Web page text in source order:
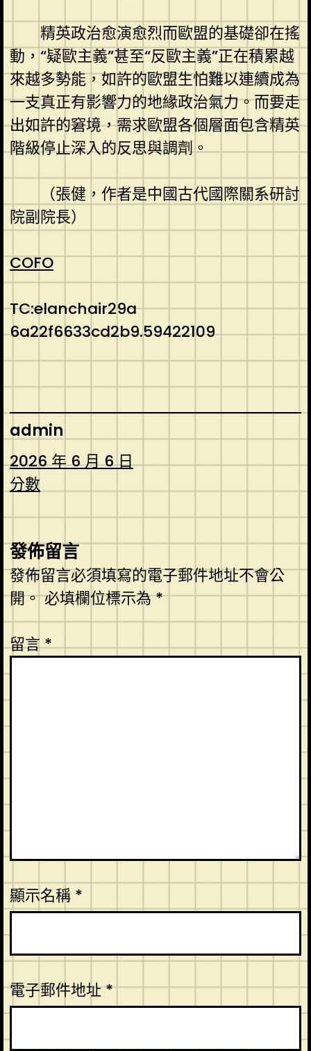
精英政治愈演愈烈而歐盟的基礎卻在搖
動，“疑歐主義”甚至“反歐主義”正在積累越
來越多勢能，如許的歐盟生怕難以連續成為
一支真正有影響力的地緣政治氣力。而要走
出如許的窘境，需求歐盟各個層面包含精英
階級停止深入的反思與調劑。
（張健，作者是中國古代國際關系研討
院副院長）
COFO
TC:elanchair29a
6a22f6633cd2b9.59422109
admin
2026 年 6 月 6 日
分數
發佈留言
發佈留言必須填寫的電子郵件地址不會公
開。必填欄位標示為*
留言*
顯示名稱 *
電子郵件地址*